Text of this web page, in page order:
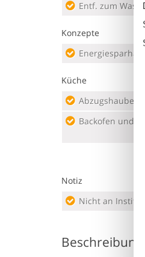
Entf. zum
Konzepte
Energiesparhaus
Küche
Abzugshaube
Backofen und
Notiz
Nicht an
Beschreibung